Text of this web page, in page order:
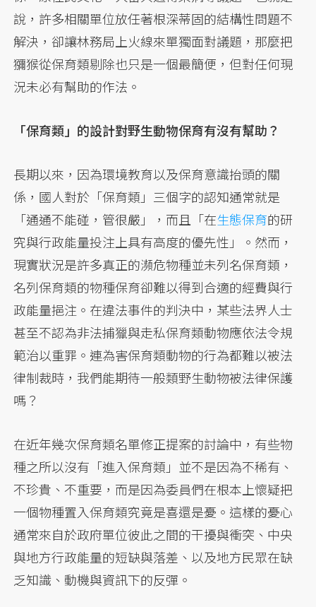
說，許多相關單位放任著根深蒂固的結構性問題不
解決，卻讓林務局上火線來單獨面對議題，那麼把
獼猴從保育類剔除也只是一個最簡便，但對任何現
況未必有幫助的作法。
「保育類」的設計對野生動物保育有沒有幫助？
長期以來，因為環境教育以及保育意識抬頭的關
係，國人對於「保育類」三個字的認知通常就是
「通通不能碰，管很嚴」，而且「在生態保育的研
究與行政能量投注上具有高度的優先性」。然而，
現實狀況是許多真正的瀕危物種並未列名保育類，
名列保育類的物種保育卻難以得到合適的經費與行
政能量挹注。在違法事件的判決中，某些法界人士
甚至不認為非法捕獵與走私保育類動物應依法令規
範治以重罪。連為害保育類動物的行為都難以被法
律制裁時，我們能期待一般類野生動物被法律保護
嗎？
在近年幾次保育類名單修正提案的討論中，有些物
種之所以沒有「進入保育類」並不是因為不稀有、
不珍貴、不重要，而是因為委員們在根本上懷疑把
一個物種置入保育類究竟是喜還是憂。這樣的憂心
通常來自於政府單位彼此之間的干擾與衝突、中央
與地方行政能量的短缺與落差、以及地方民眾在缺
乏知識、動機與資訊下的反彈。